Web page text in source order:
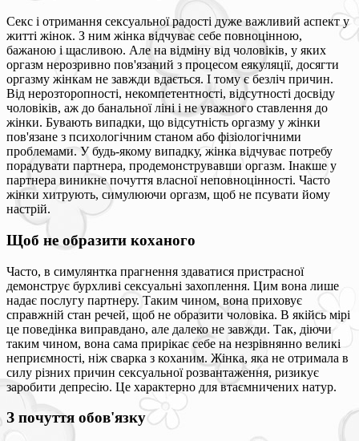
Секс і отримання сексуальної радості дуже важливий аспект у
житті жінок. З ним жінка відчуває себе повноцінною,
бажаною і щасливою. Але на відміну від чоловіків, у яких
оргазм нерозривно пов'язаний з процесом еякуляції, досягти
оргазму жінкам не завжди вдається. І тому є безліч причин.
Від нерозторопності, некомпетентності, відсутності досвіду
чоловіків, аж до банальної ліні і не уважного ставлення до
жінки. Бувають випадки, що відсутність оргазму у жінки
пов'язане з психологічним станом або фізіологічними
проблемами. У будь-якому випадку, жінка відчуває потребу
порадувати партнера, продемонструвавши оргазм. Інакше у
партнера виникне почуття власної неповноцінності. Часто
жінки хитрують, симулюючи оргазм, щоб не псувати йому
настрій.
Щоб не образити коханого
Часто, в симулянтка прагнення здаватися пристрасної
демонструє бурхливі сексуальні захоплення. Цим вона лише
надає послугу партнеру. Таким чином, вона приховує
справжній стан речей, щоб не образити чоловіка. В якійсь мірі
це поведінка виправдано, але далеко не завжди. Так, діючи
таким чином, вона сама прирікає себе на незрівнянно великі
неприємності, ніж сварка з коханим. Жінка, яка не отримала в
силу різних причин сексуальної розвантаження, ризикує
заробити депресію. Це характерно для втаємничених натур.
З почуття обов'язку